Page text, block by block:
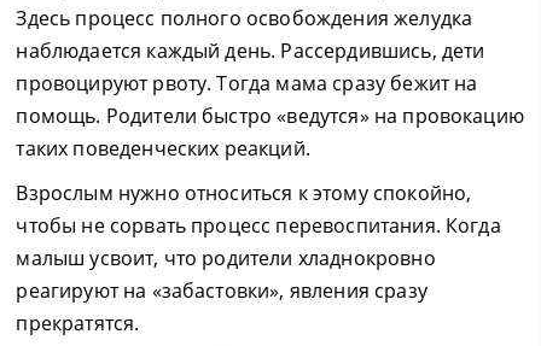
Здесь процесс полного освобождения желудка
наблюдается каждый день. Рассердившись, дети
провоцируют рвоту. Тогда мама сразу бежит на
помощь. Родители быстро «ведутся» на провокацию
таких поведенческих реакций.
Взрослым нужно относиться к этому спокойно,
чтобы не сорвать процесс перевоспитания. Когда
малыш усвоит, что родители хладнокровно
реагируют на «забастовки», явления сразу
прекратятся.